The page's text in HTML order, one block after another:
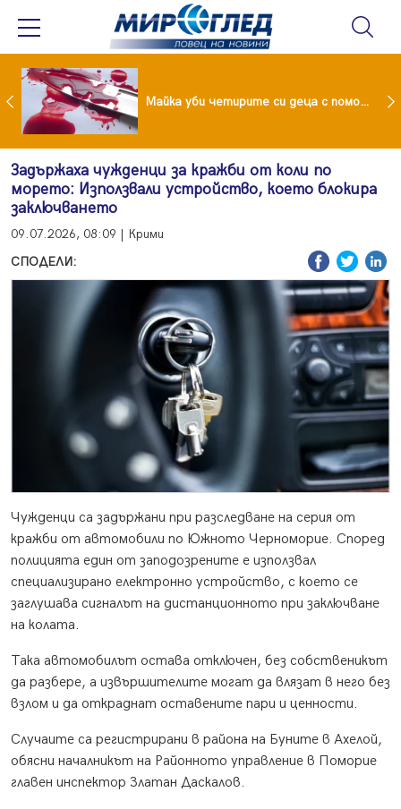
Проф.Кантарджиев: Пазете се от комарите и полово предаваните инфекции Майка уби четирите си деца с помощта на баба им, след което се самоуби
Задържаха чужденци за кражби от коли по
морето: Използвали устройство, което блокира
заключването
09.07.2026, 08:09 | Крими
СПОДЕЛИ:
Чужденци са задържани при разследване на серия от
кражби от автомобили по Южното Черноморие. Според
полицията един от заподозрените е използвал
специализирано електронно устройство, с което се
заглушава сигналът на дистанционното при заключване
на колата.
Така автомобилът остава отключен, без собственикът
да разбере, а извършителите могат да влязат в него без
взлом и да откраднат оставените пари и ценности.
Случаите са регистрирани в района на Буните в Ахелой,
обясни началникът на Районното управление в Поморие
главен инспектор Златан Даскалов.